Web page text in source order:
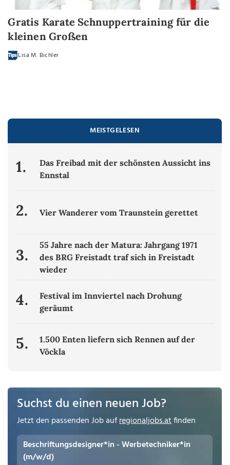
Gratis Karate Schnuppertraining für die
kleinen Großen
Lisa M. Bichler
MEISTGELESEN
1.
Das Freibad mit der schönsten Aussicht ins
Ennstal
2. Vier Wanderer vom Traunstein gerettet
3.
55 Jahre nach der Matura: Jahrgang 1971
des BRG Freistadt traf sich in Freistadt
wieder
4.
Festival im Innviertel nach Drohung
geräumt
5.
1.500 Enten liefern sich Rennen auf der
Vöckla
Suchst du einen neuen Job?
Jetzt den passenden Job aufregionaljobs.atfinden
Beschriftungsdesigner*in - Werbetechniker*in
(m/w/d)